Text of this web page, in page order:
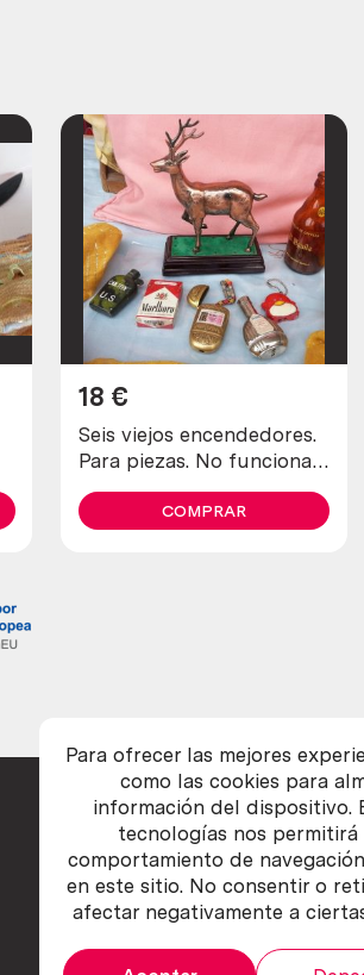
Para ofrecer las mejores
como las cookies para
información del dispositivo.
tecnologías nos
comportamiento de
en este sitio. No consentir o
afectar negativamente a
Seis viejos encendedores.
Para piezas. No funcionan.
De antigua colección
18 €
COMPRAR